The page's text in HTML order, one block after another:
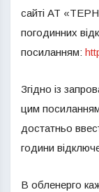
сайті АТ
погодинних
посиланням:
Згідно із
цим
достатньо
години
В обленерго